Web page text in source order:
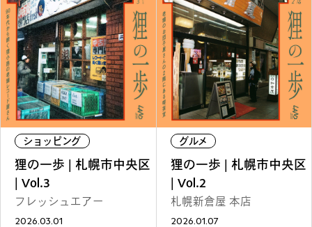
ショッピング トラベル
REGULARS
連載一覧
ショッピング
狸の一歩 | 札幌市中央区
| Vol.3
フレッシュエアー
2026.03.01
グルメ
狸の一歩 | 札幌市中央区
| Vol.2
札幌新倉屋 本店
2026.01.07